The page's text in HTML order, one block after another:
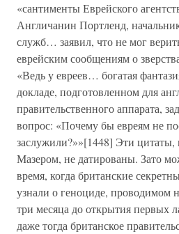
«сантименты Еврейского
Англичанин Портленд,
служб… заявил, что не мог
еврейским сообщениям о
«Ведь у евреев… богатая
докладе, подготовленном для
правительственного аппарата,
вопрос: «Почему бы евреям не
заслужили?»»[1448] Эти
Мазером, не датированы. Зато
время, когда британские
узнали о геноциде, проводимом
три месяца до открытия первых
даже тогда британское